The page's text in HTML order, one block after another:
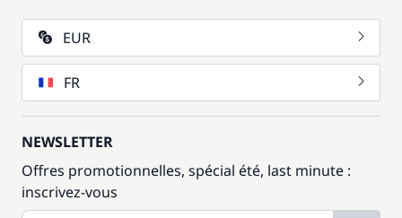
EUR
FR
NEWSLETTER
Offres promotionnelles, spécial été, last minute :
inscrivez-vous